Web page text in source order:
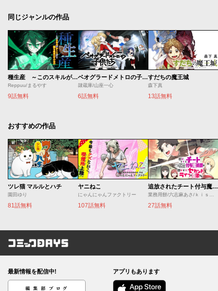
同じジャンルの作品
種生産 ～このスキルがチートだとまだ誰も気付いていない～
Reppuu/まるやす
9話無料
ベオグラードメトロの子供たち
隷蔵庫/山座一心
6話無料
すだちの魔王城
森下真
13話無料
おすすめの作品
ツレ猫 マルルとハチ
園田ゆり
81話無料
ヤニねこ
にゃんにゃんファクトリー
107話無料
追放されたチート付与魔術師は気ままなセカンドライフを謳歌する。 ～俺は武器だけじゃなく、あらゆるものに『強化ポイント』を付与できるし、俺の意思でいつでも効果を解除できるけど、残った人たち大丈夫？～
業務用餅/六志麻あさ/ｋｉｓｕｉ
27話無料
コミックDAYS
最新情報を配信中!
編集部ブログ
アプリもあります